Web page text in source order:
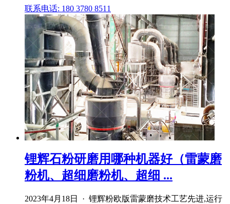
联系电话: 180 3780 8511
锂辉石粉研磨用哪种机器好（雷蒙磨
粉机、超细磨粉机、超细 ...
2023年4月18日 · 锂辉粉欧版雷蒙磨技术工艺先进,运行